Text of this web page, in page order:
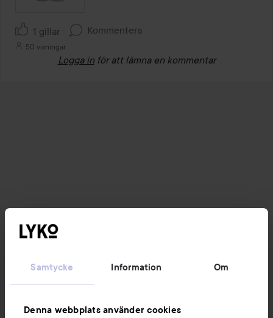
Samtycke Information Om
Denna webbplats använder cookies
1 gillar Kommentera
50 visningar
Logga in för att lämna en kommentar